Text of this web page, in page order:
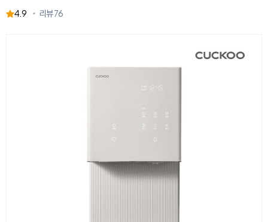
4.9 리뷰76